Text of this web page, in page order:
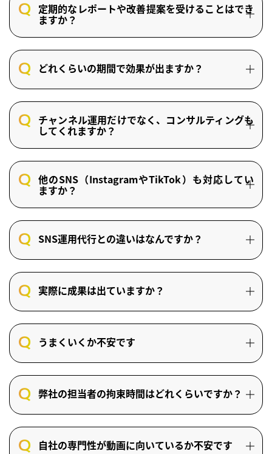
定期的なレポートや改善提案を受けることはでき
ますか？
どれくらいの期間で効果が出ますか？
チャンネル運用だけでなく、コンサルティングも
してくれますか？
他のSNS（InstagramやTikTok）も対応してい
ますか？
SNS運用代行との違いはなんですか？
実際に成果は出ていますか？
うまくいくか不安です
弊社の担当者の拘束時間はどれくらいですか？
自社の専門性が動画に向いているか不安です